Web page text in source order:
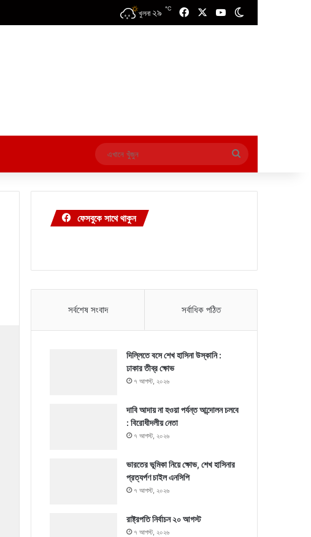
খুলনা ২৯ ℃ FacebookYouTube
এখানে
খুঁজুন
ফেসবুকে সাথে থাকুন
সর্বশেষ সংবাদ সর্বাধিক পঠিত
দিল্লিতে বসে শেখ হাসিনা উস্কানি :
ঢাকার তীব্র ক্ষোভ
৭ আগস্ট, ২০২৬
দাবি আদায় না হওয়া পর্যন্ত আন্দোলন চলবে
: বিরোধীদলীয় নেতা
৭ আগস্ট, ২০২৬
ভারতের ভূমিকা নিয়ে ক্ষোভ, শেখ হাসিনার
প্রত্যর্পণ চাইল এনসিপি
৭ আগস্ট, ২০২৬
রাষ্ট্রপতি নির্বাচন ২০ আগস্ট
৭ আগস্ট, ২০২৬